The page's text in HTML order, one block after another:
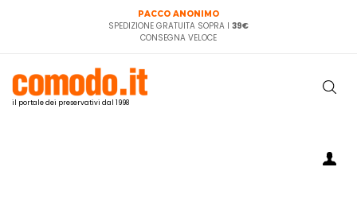
PACCO ANONIMO
SPEDIZIONE GRATUITA SOPRA I 39€
CONSEGNA VELOCE
il portale dei preservativi dal 1998